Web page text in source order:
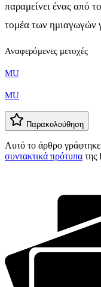
παραμείνει ένας από
τομέα των ημιαγωγών
Αναφερόμενες μετοχές
MU
MU
Παρακολούθηση
Αυτό το άρθρο
συντακτικά πρότυπα της